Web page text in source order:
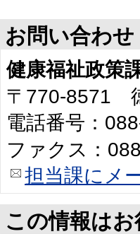
お問い合わせ
健康福祉政策
〒770-8571
電話番号：
ファクス：
担当課にメ
この情報は